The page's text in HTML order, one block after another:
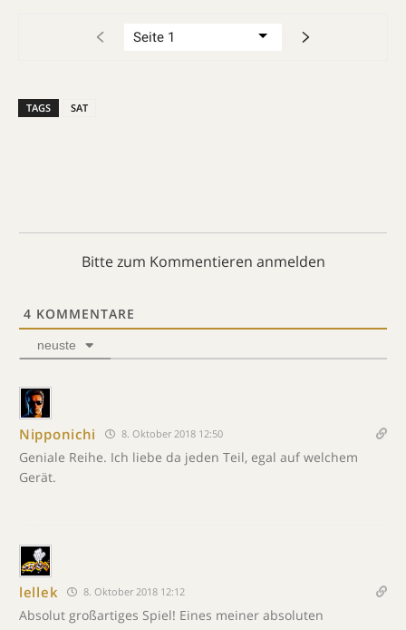
TAGS SAT
Bitte zum Kommentieren anmelden
4 KOMMENTARE
neuste
Nipponichi 8. Oktober 2018 12:50
Geniale Reihe. Ich liebe da jeden Teil, egal auf welchem
Gerät.
lellek 8. Oktober 2018 12:12
Absolut großartiges Spiel! Eines meiner absoluten